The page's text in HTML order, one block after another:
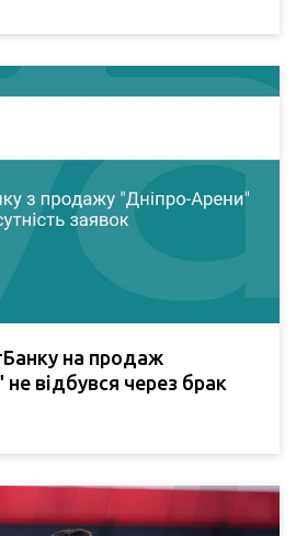
на продаж
відбувся через брак